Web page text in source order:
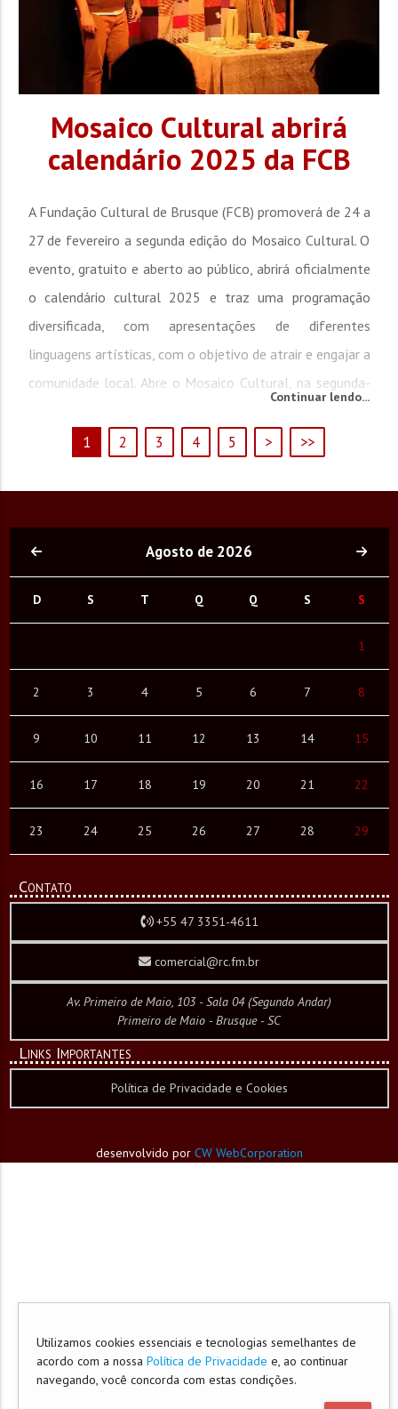
Mosaico Cultural abrirá
calendário 2025 da FCB
A Fundação Cultural de Brusque (FCB) promoverá de 24 a
27 de fevereiro a segunda edição do Mosaico Cultural. O
evento, gratuito e aberto ao público, abrirá oficialmente
o calendário cultural 2025 e traz uma programação
diversificada, com apresentações de diferentes
linguagens artísticas, com o objetivo de atrair e engajar a
comunidade local. Abre o Mosaico Cultural, na segunda-
Continuar lendo...
1 2 3 4 5 > >>
Agosto de 2026
D S T Q Q S S
1
2 3 4 5 6 7 8
9 10 11 12 13 14 15
16 17 18 19 20 21 22
23 24 25 26 27 28 29
Contato
+55 47 3351-4611
comercial@rc.fm.br
Av. Primeiro de Maio, 103 - Sala 04 (Segundo Andar)
Primeiro de Maio - Brusque - SC
Links Importantes
Política de Privacidade e Cookies
desenvolvido por CW WebCorporation
Utilizamos cookies essenciais e tecnologias semelhantes de
acordo com a nossa Política de Privacidade e, ao continuar
navegando, você concorda com estas condições.